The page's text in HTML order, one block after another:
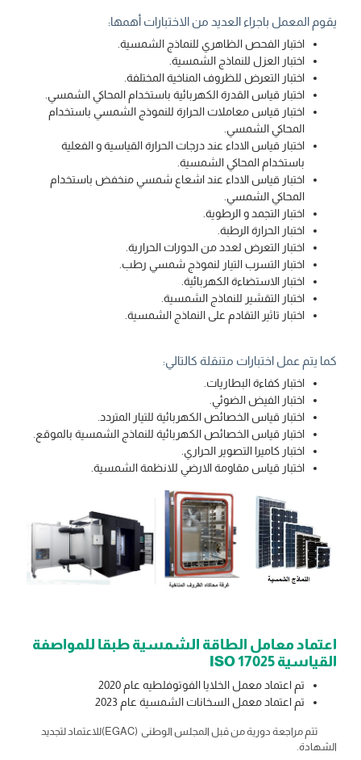
يقوم المعمل باجراء العديد من الاختبارات أهمها:
اختبار الفحص الظاهري للنماذج الشمسية.
اختبار العزل للنماذج الشمسية.
اختبار التعرض للظروف المناخية المختلفة.
اختبار قياس القدرة الكهربائية باستخدام المحاكي الشمسي.
اختبار قياس معاملات الحرارة للنموذج الشمسي باستخدام
المحاكي الشمسي.
اختبار قياس الاداء عند درجات الحرارة القياسية و الفعلية
باستخدام المحاكي الشمسية.
اختبار قياس الاداء عند اشعاع شمسي منخفض باستخدام
المحاكي الشمسي.
اختبار التجمد و الرطوية.
اختبار الحرارة الرطبة.
اختبار التعرض لعدد من الدورات الحرارية.
اختبار التسرب التيار لنموذج شمسي رطب.
اختبار الاستضاءة الكهربائية.
اختبار التقشير للنماذج الشمسية.
اختبار تاثير التقادم على النماذج الشمسية.
كما يتم عمل اختبارات متنقلة كالتالي:
اختبار كفاءة البطاريات.
اختبار الفيض الضوئي.
اختبار قياس الخصائص الكهربائية للتيار المتردد.
اختبار قياس الخصائص الكهربائية للنماذج الشمسية بالموقع.
اختبار كاميرا التصوير الحراري.
اختبار قياس مقاومة الارضي للانظمة الشمسية.
اعتماد معامل الطاقة الشمسية طبقا للمواصفة
القياسية ISO 17025
تم اعتماد معمل الخلايا الفوتوفلطيه عام 2020
تم اعتماد معمل السخانات الشمسية عام 2023
تتم مراجعة دورية من قبل المجلس الوطنى (EGAC)للاعتماد لتجديد
الشهادة.